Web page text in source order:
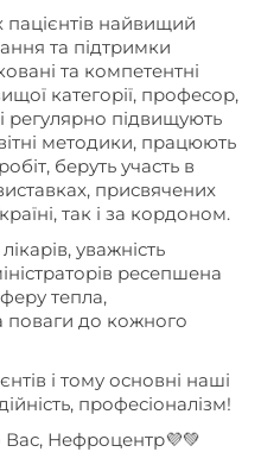
найвищий
та підтримки
та компетентні
категорії, професор,
регулярно підвищують
методики, працюють
беруть участь в
присвячених
так і за кордоном.
уважність
ресепшена
тепла,
поваги до кожного
і тому основні наші
професіоналізм!
Нефроцентр💜💚